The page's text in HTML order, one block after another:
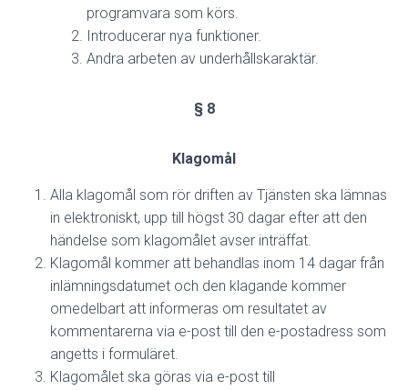
programvara som körs.
Introducerar nya funktioner.
Andra arbeten av underhållskaraktär.
§ 8
Klagomål
Alla klagomål som rör driften av Tjänsten ska lämnas
in elektroniskt, upp till högst 30 dagar efter att den
händelse som klagomålet avser inträffat.
Klagomål kommer att behandlas inom 14 dagar från
inlämningsdatumet och den klagande kommer
omedelbart att informeras om resultatet av
kommentarerna via e-post till den e-postadress som
angetts i formuläret.
Klagomålet ska göras via e-post till